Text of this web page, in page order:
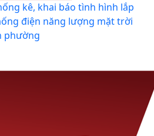
kê, khai báo tình hình lắp
điện năng lượng mặt trời
phường